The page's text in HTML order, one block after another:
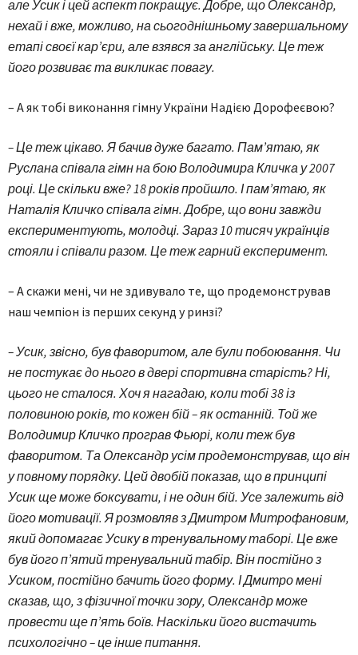
але Усик і цей аспект покращує. Добре, що Олександр,
нехай і вже, можливо, на сьогоднішньому завершальному
етапі своєї кар’єри, але взявся за англійську. Це теж
його розвиває та викликає повагу.
– А як тобі виконання гімну України Надією Дорофеєвою?
– Це теж цікаво. Я бачив дуже багато. Пам’ятаю, як
Руслана співала гімн на бою Володимира Кличка у 2007
році. Це скільки вже? 18 років пройшло. І пам’ятаю, як
Наталія Кличко співала гімн. Добре, що вони завжди
експериментують, молодці. Зараз 10 тисяч українців
стояли і співали разом. Це теж гарний експеримент.
– А скажи мені, чи не здивувало те, що продемонстрував
наш чемпіон із перших секунд у ринзі?
– Усик, звісно, був фаворитом, але були побоювання. Чи
не постукає до нього в двері спортивна старість? Ні,
цього не сталося. Хоч я нагадаю, коли тобі 38 із
половиною років, то кожен бій – як останній. Той же
Володимир Кличко програв Фьюрі, коли теж був
фаворитом. Та Олександр усім продемонстрував, що він
у повному порядку. Цей двобій показав, що в принципі
Усик ще може боксувати, і не один бій. Усе залежить від
його мотивації. Я розмовляв з Дмитром Митрофановим,
який допомагає Усику в тренувальному таборі. Це вже
був його п’ятий тренувальний табір. Він постійно з
Усиком, постійно бачить його форму. І Дмитро мені
сказав, що, з фізичної точки зору, Олександр може
провести ще п’ять боїв. Наскільки його вистачить
психологічно – це інше питання.